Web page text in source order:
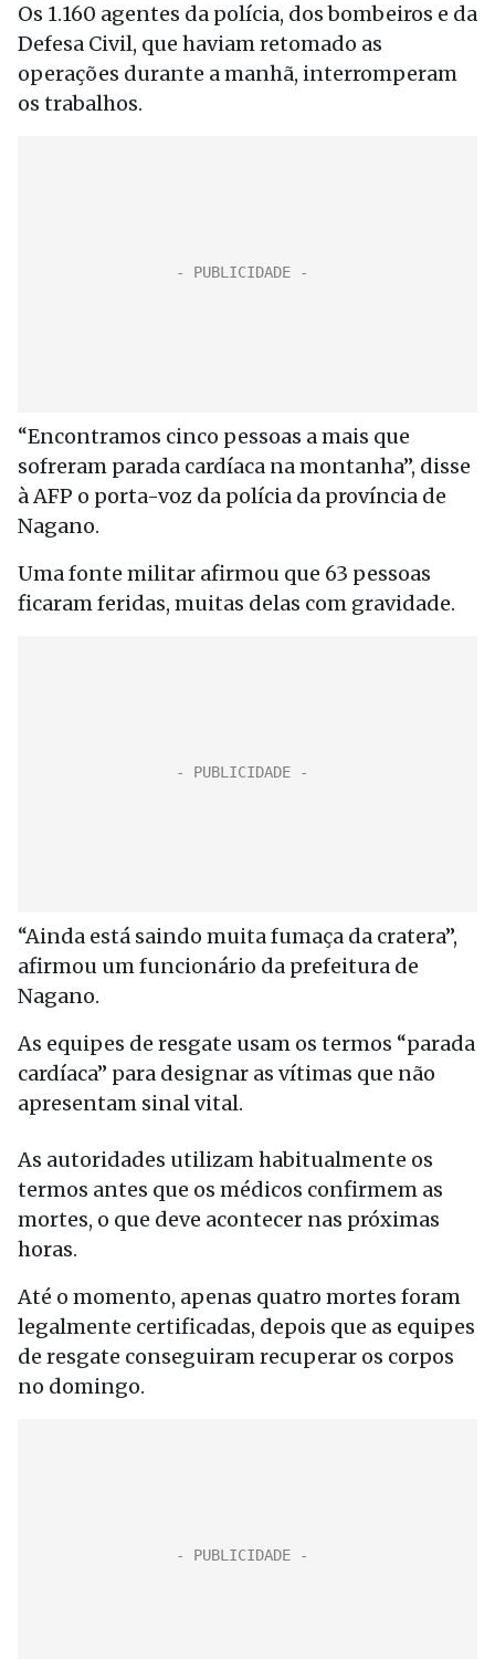
Os 1.160 agentes da polícia, dos bombeiros e da
Defesa Civil, que haviam retomado as
operações durante a manhã, interromperam
os trabalhos.
“Encontramos cinco pessoas a mais que
sofreram parada cardíaca na montanha”, disse
à AFP o porta-voz da polícia da província de
Nagano.
Uma fonte militar afirmou que 63 pessoas
ficaram feridas, muitas delas com gravidade.
“Ainda está saindo muita fumaça da cratera”,
afirmou um funcionário da prefeitura de
Nagano.
As equipes de resgate usam os termos “parada
cardíaca” para designar as vítimas que não
apresentam sinal vital.
As autoridades utilizam habitualmente os
termos antes que os médicos confirmem as
mortes, o que deve acontecer nas próximas
horas.
Até o momento, apenas quatro mortes foram
legalmente certificadas, depois que as equipes
de resgate conseguiram recuperar os corpos
no domingo.